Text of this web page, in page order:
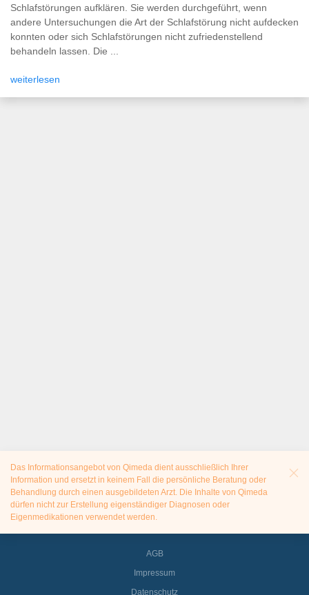
Schlafstörungen aufklären. Sie werden durchgeführt, wenn
andere Untersuchungen die Art der Schlafstörung nicht aufdecken
konnten oder sich Schlafstörungen nicht zufriedenstellend
behandeln lassen. Die ...
weiterlesen
Das Informationsangebot von Qimeda dient ausschließlich Ihrer
Information und ersetzt in keinem Fall die persönliche Beratung oder
Behandlung durch einen ausgebildeten Arzt. Die Inhalte von Qimeda
dürfen nicht zur Erstellung eigenständiger Diagnosen oder
Eigenmedikationen verwendet werden.
AGB
Impressum
Datenschutz